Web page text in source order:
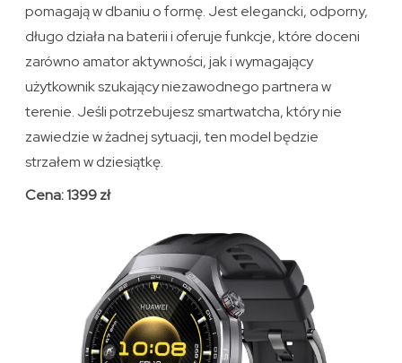
pomagają w dbaniu o formę. Jest elegancki, odporny,
długo działa na baterii i oferuje funkcje, które doceni
zarówno amator aktywności, jak i wymagający
użytkownik szukający niezawodnego partnera w
terenie. Jeśli potrzebujesz smartwatcha, który nie
zawiedzie w żadnej sytuacji, ten model będzie
strzałem w dziesiątkę.
Cena: 1399 zł